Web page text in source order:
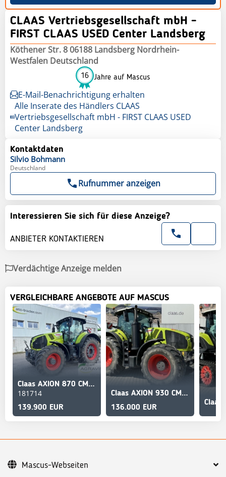
CLAAS Vertriebsgesellschaft mbH -
FIRST CLAAS USED Center Landsberg
Köthener Str. 8 06188 Landsberg Nordrhein-
Westfalen Deutschland
16 Jahre auf Mascus
E-Mail-Benachrichtigung erhalten
Alle Inserate des Händlers CLAAS
Vertriebsgesellschaft mbH - FIRST CLAAS USED
Center Landsberg
Kontaktdaten
Silvio Bohmann
Deutschland
Rufnummer anzeigen
Interessieren Sie sich für diese Anzeige?
ANBIETER KONTAKTIEREN
Verdächtige Anzeige melden
VERGLEICHBARE ANGEBOTE AUF MASCUS
Claas AXION 870 CMATIC CEBIS
181714
139.900 EUR
Claas AXION 930 CMATIC CEBIS
136.000 EUR
Mascus-Webseiten